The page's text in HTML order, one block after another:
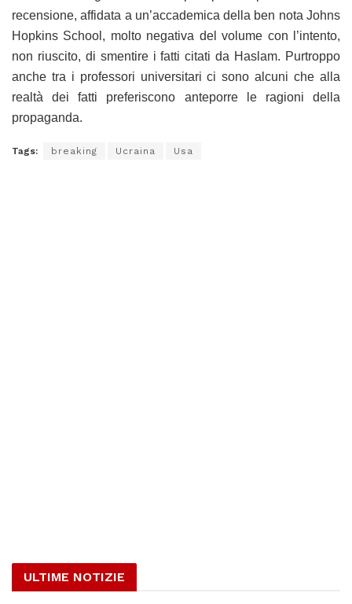
recensione, affidata a un’accademica della ben nota Johns
Hopkins School, molto negativa del volume con l’intento,
non riuscito, di smentire i fatti citati da Haslam. Purtroppo
anche tra i professori universitari ci sono alcuni che alla
realtà dei fatti preferiscono anteporre le ragioni della
propaganda.
Tags: breaking Ucraina Usa
ULTIME NOTIZIE